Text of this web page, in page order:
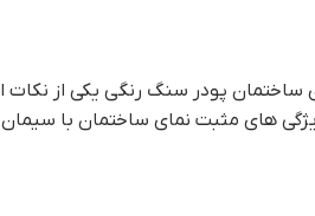
پودر سنگ رنگي یکی از نکات
های مثبت نمای ساختمان با